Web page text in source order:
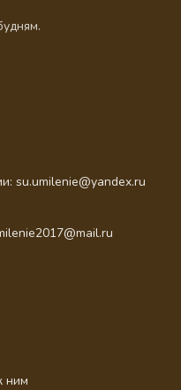
su.umilenie@yandex.ru
ним